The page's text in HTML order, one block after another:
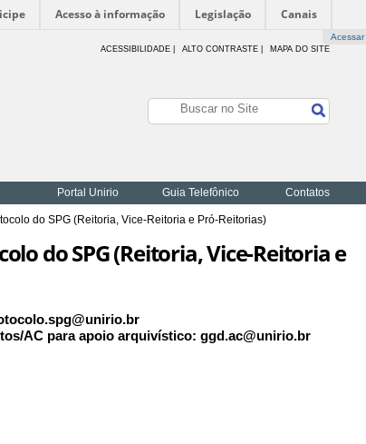
Acesso à informação Legislação Canais
Acessar
ACESSIBILIDADE ALTO CONTRASTE | MAPA DO SITE
Portal Unirio Guia Telefônico Contatos
do SPG (Reitoria, Vice-Reitoria e Pró-Reitorias)
do SPG (Reitoria, Vice-Reitoria e
AC para apoio arquivístico: ggd.ac@unirio.br